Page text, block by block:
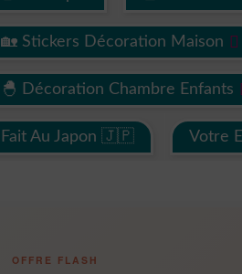
🏡 Stickers Décoration Maison
🐣 Décoration Chambre Enfants
Fait Au Japon 🇯🇵 Votre
OFFRE FLASH